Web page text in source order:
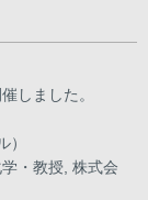
しました。
・教授, 株式会